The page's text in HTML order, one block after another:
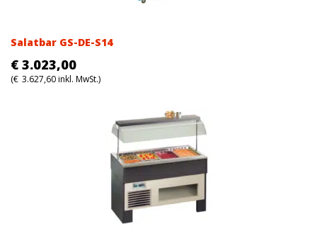
Salatbar GS-DE-S14
€ 3.023,00
(€ 3.627,60inkl. MwSt.)